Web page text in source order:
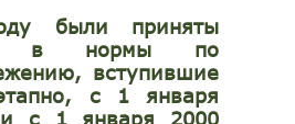
были приняты
в нормы по
вступившие
с 1 января
с 1 января 2000